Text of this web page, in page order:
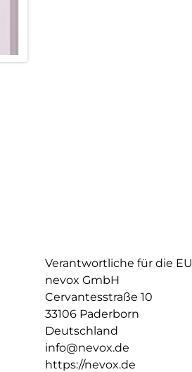
Verantwortliche für die EU
nevox GmbH
Cervantesstraße 10
33106 Paderborn
Deutschland
info@nevox.de
https://nevox.de